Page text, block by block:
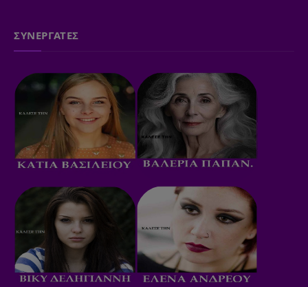
ΣΥΝΕΡΓΑΤΕΣ